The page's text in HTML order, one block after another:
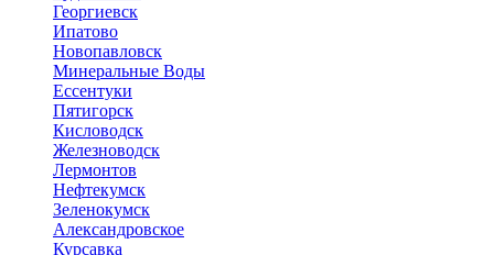
Георгиевск
Ипатово
Новопавловск
Минеральные Воды
Ессентуки
Пятигорск
Кисловодск
Железноводск
Лермонтов
Нефтекумск
Зеленокумск
Александровское
Курсавка